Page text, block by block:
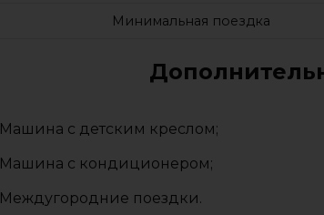
Минимальная поездка
Машина с детским креслом;
Машина с кондиционером;
Междугородние поездки.